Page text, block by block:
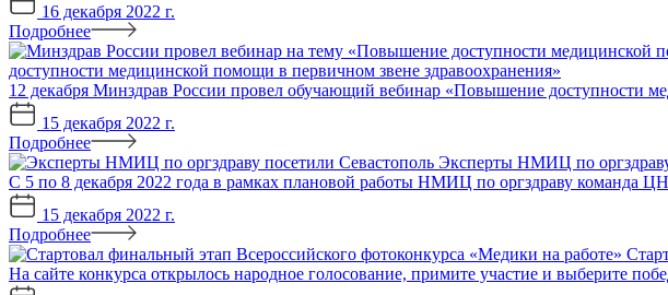
16 декабря 2022 г.
Подробнее
доступности медицинской помощи в первичном звене здравоохранения»
12 декабря Минздрав России провел обучающий вебинар «Повышение доступности
15 декабря 2022 г.
Подробнее
Эксперты НМИЦ по
С 5 по 8 декабря 2022 года в рамках плановой работы НМИЦ по оргздраву команда
15 декабря 2022 г.
Подробнее
На сайте конкурса открылось народное голосование, примите участие и выберите